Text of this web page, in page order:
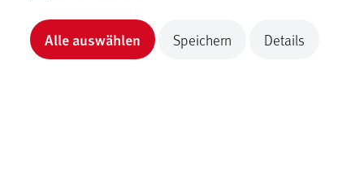
Familienausflugstipp Olgahöhle
Alle auswählen Speichern Details